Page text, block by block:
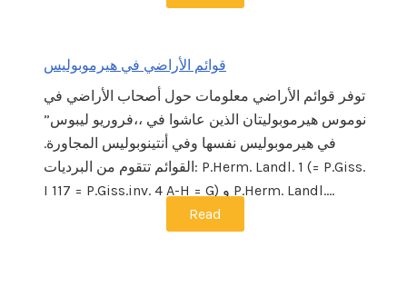
قوائم الأراضي في هيرموبوليس
توفر قوائم الأراضي معلومات حول أصحاب الأراضي في
نوموس هيرموبوليتان الذين عاشوا في ،،فروريو ليبوس”
في هيرموبوليس نفسها وفي أنتينوبوليس المجاورة.
القوائم تتقوم من البرديات: P.Herm. Landl. 1 (= P.Giss.
I 117 = P.Giss.inv. 4 A-H = G) و P.Herm. Landl.…
Read